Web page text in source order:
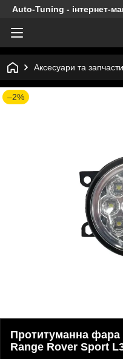
Auto-Tuning - інтернет-
Аксесуари та
–2%
Протитуманна фара
Range Rover Sport